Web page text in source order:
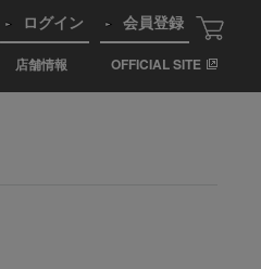
店舗情報 OFFICIAL SITE
ログイン 会員登録